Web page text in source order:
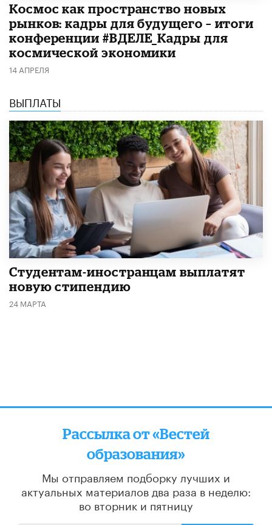
Космос как пространство новых
рынков: кадры для будущего – итоги
конференции #ВДЕЛЕ_Кадры для
космической экономики
14 АПРЕЛЯ
ВЫПЛАТЫ
Студентам-иностранцам выплатят
новую стипендию
24 МАРТА
Рассылка от «Вестей
образования»
Мы отправляем подборку лучших и
актуальных материалов два раза в неделю:
во вторник и пятницу